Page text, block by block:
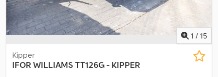
Fouten in de beschrijving en prijs zijn ondanks zorgvuldige
controle niet uitgesloten; daarom zijn prijsopgaven, afmetingen,
gewichten en omschrijvingen niet bindend. Op voorraad,
tussentijdse verkoop voorbehouden.
1 / 15
Kipper
IFOR WILLIAMSTT126G - KIPPER